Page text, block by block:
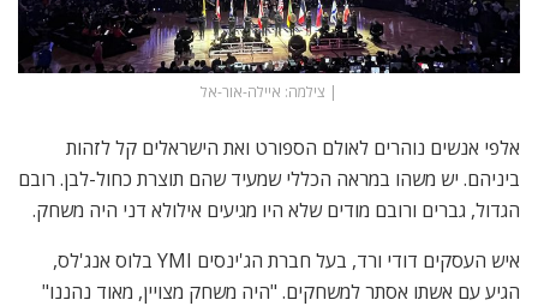
| צילמה: איילה-אור-אל
אלפי אנשים נוהרים לאולם הספורט ואת הישראלים קל לזהות
ביניהם. יש משהו במראה הכללי שמעיד שהם תוצרת כחול-לבן. רובם
הגדול, גברים ורובם מודים שלא היו מגיעים אילולא דני היה משחק.
איש העסקים דודי ורד, בעל חברת הג'ינסים YMI בלוס אנג'לס,
הגיע עם אשתו אסתר למשחקים. "היה משחק מצויין, מאוד נהננו"